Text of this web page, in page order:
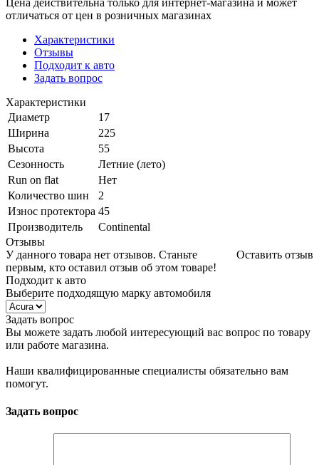
отличаться от цен в розничных магазинах
Характеристики
Отзывы
Подходит к авто
Задать вопрос
Характеристики
Диаметр
17
Ширина
225
Высота
55
Сезонность
Летние (лето)
Run on flat
Нет
Количество шин
2
Износ протектора 45
Производитель
Continental
Отзывы
Оставить отзыв
У данного товара нет отзывов. Станьте
первым, кто оставил отзыв об этом товаре!
Подходит к авто
Выберите подходящую марку автомобиля
Задать вопрос
Вы можете задать любой интересующий вас вопрос по товару
или работе магазина.
Наши квалифицированные специалисты обязательно вам
помогут.
Задать вопрос